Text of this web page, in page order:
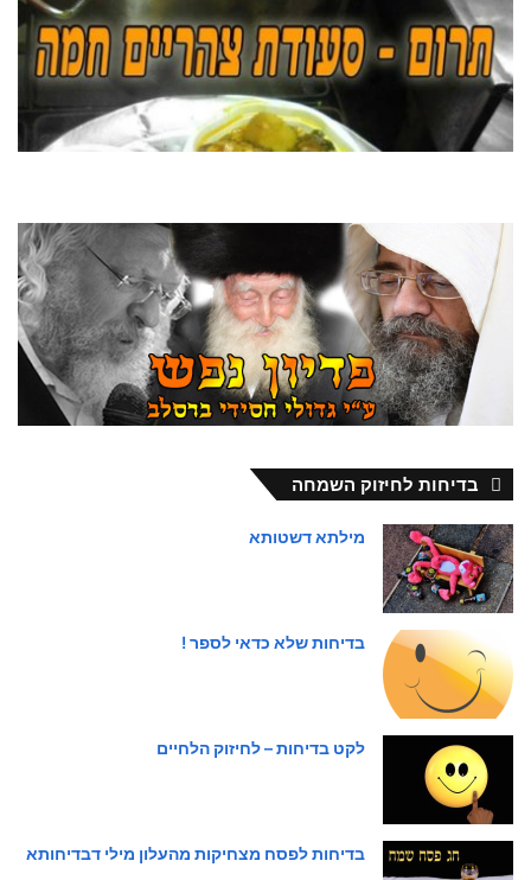
בדיחות לחיזוק השמחה
מילתא דשטותא
בדיחות שלא כדאי לספר !
לקט בדיחות – לחיזוק הלחיים
בדיחות לפסח מצחיקות מהעלון מילי דבדיחותא